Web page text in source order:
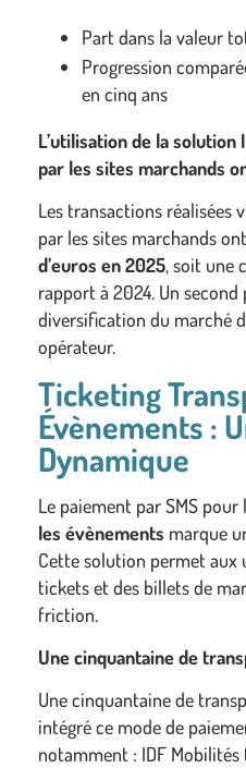
Part dans la valeur
Progression
en cinq ans
L’utilisation de la
par les sites marchands
Les transactions réalisées
par les sites marchands
d’euros en 2025, soit une
rapport à 2024. Un
diversification du marché
opérateur.
Ticketing
Évènements :
Dynamique
Le paiement par SMS pour
les évènements marque
Cette solution permet aux
tickets et des billets de
friction.
Une cinquantaine de
Une cinquantaine de
intégré ce mode de
notamment : IDF Mobilités